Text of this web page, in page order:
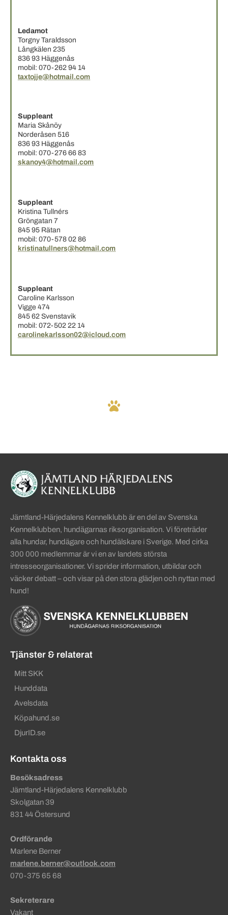
Ledamot
Torgny Taraldsson
Långkälen 235
836 93 Häggenås
mobil: 070-262 94 14
taxtojje@hotmail.com
Suppleant
Maria Skånöy
Norderåsen 516
836 93 Häggenås
mobil: 070-276 66 83
skanoy4@hotmail.com
Suppleant
Kristina Tullnérs
Gröngatan 7
845 95 Rätan
mobil: 070-578 02 86
kristinatullners@hotmail.com
Suppleant
Caroline Karlsson
Vigge 474
845 62 Svenstavik
mobil: 072-502 22 14
carolinekarlsson02@icloud.com
Sidinformation och
Köpa hund startsida
Jämtland-Härjedalens Kennelklubb är en del av Svenska
Kennelklubben, hundägarnas riksorganisation. Vi företräder
alla hundar, hundägare och hundälskare i Sverige. Med cirka
300 000 medlemmar är vi en av landets största
intresseorganisationer. Vi sprider information, utbildar och
väcker debatt – och visar på den stora glädjen och nyttan med
hund!
Tjänster & relaterat
Mitt SKK
Hunddata
Avelsdata
Köpahund.se
DjurID.se
Kontakta oss
Besöksadress
Jämtland-Härjedalens Kennelklubb
Skolgatan 39
831 44 Östersund
Ordförande
Marlene Berner
marlene.berner@outlook.com
070-375 65 68
Sekreterare
Vakant